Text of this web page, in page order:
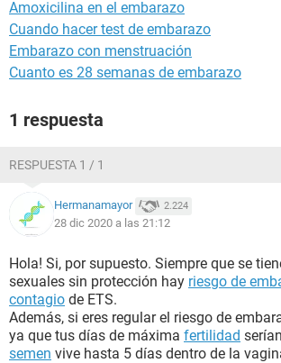
Amoxicilina en el embarazo
Cuando hacer test de embarazo
Embarazo con menstruación
Cuanto es 28 semanas de embarazo
1 respuesta
RESPUESTA 1 / 1
Hermanamayor 2.224
28 dic 2020 a las 21:12
Hola! Si, por supuesto. Siempre que se
sexuales sin protección hay riesgo de
contagio de ETS.
Además, si eres regular el riesgo de
ya que tus días de máxima fertilidad
semen vive hasta 5 días dentro de la